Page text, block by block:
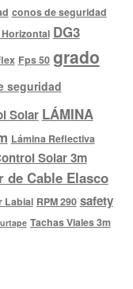
conos de seguridad
DG3
Fps 50 grado
seguridad
Solar LÁMINA
Lámina Reflectiva
Solar 3m
de Cable Elasco
Labial RPM 290 safety
Tachas Viales 3m